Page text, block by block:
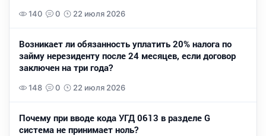
140 0 22 июля 2026
Возникает ли обязанность уплатить 20% налога по
займу нерезиденту после 24 месяцев, если договор
заключен на три года?
148 0 22 июля 2026
Почему при вводе кода УГД 0613 в разделе G
система не принимает ноль?